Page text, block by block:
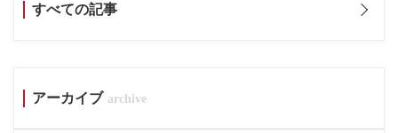
すべての記事
アーカイブ